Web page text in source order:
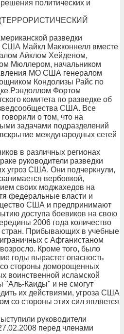
политических и
разведки
Майкл Макконнелл вместе
Айклом Хейденом,
Мюллером, начальником
МО США генералом
Кондолизы Райс по
Рэндоллом Фортом
комитета по разведке об
США. Все
о том, что на
задачами подразделений
международных сетей
в различных регионах
руководители разведки
угроз США. Они подчеркнули,
вербовкой,
своих моджахедов на
федеральные власти и
США и предпринимают
доступа боевиков на свою
2006 года количество
стран. Прибывающих в учебные
с Афганистаном
Кроме того, было
годы вырастет опасность
со стороны доморощенных
воинственной исламской
"Аль-Каиды" и не смогут
их действиями, угроза США
со стороны этих сил является
руководители
перед членами